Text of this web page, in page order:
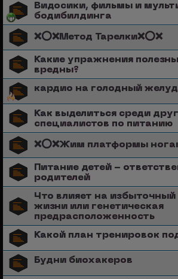
Видосики, фильмы и
бодибилдинга
❌⭕️❌Метод Тарелки❌⭕️❌
Какие упражнения
вредны?
кардио на голодный
Как выделиться среди
специалистов по питанию
❌⭕️❌Жим платформы
Питание детей -
родителей
Что влияет на избыточный
жизни или генетическая
предрасположенность
Какой план тренировок
Будни биохакеров